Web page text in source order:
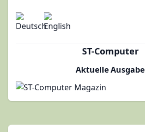
ST-Computer
Aktuelle Ausgabe